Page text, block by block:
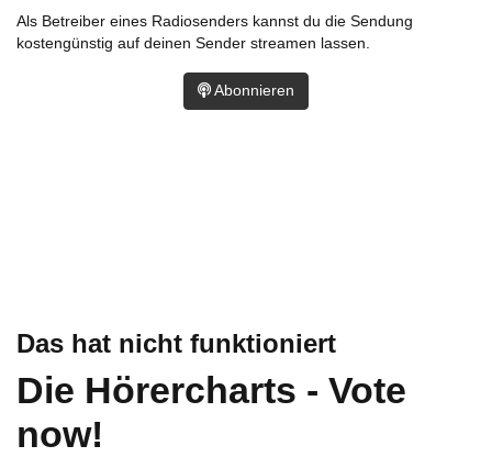
Das hat nicht funktioniert
Die Hörercharts - Vote
now!
Als Betreiber eines Radiosenders kannst du die Sendung
kostengünstig auf deinen Sender streamen lassen.
Abonnieren